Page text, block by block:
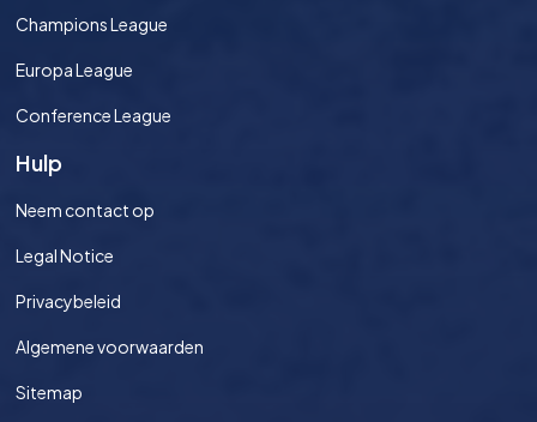
Champions League
Europa League
Conference League
Hulp
Neem contact op
Legal Notice
Privacybeleid
Algemene voorwaarden
Sitemap